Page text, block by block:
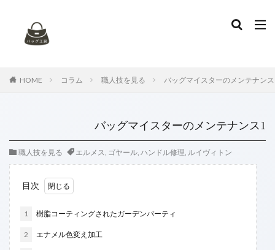
HOME コラム 職人技を見る バッグマイスターのメンテナン
バッグマイスターのメンテナンス1
職人技を見る エルメス, ゴヤール, ハンドル修理, ルイヴィトン
目次
1 樹脂コーティングされたガーデンパーティ
2 エナメル色変え加工
タグ
エナメルバッグ
エナメル再加工
エルメス
コーヒーのシミ
ゴヤール
シミ抜き
シャネル デニム地
トッズ
ハンドル修理